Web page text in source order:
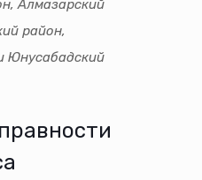
Алмазарский
район,
Юнусабадский